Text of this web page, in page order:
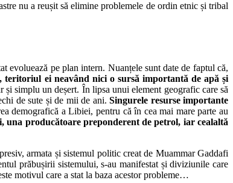
nu a reușit să elimine problemele de ordin etnic și tribal
evoluează pe plan intern. Nuanțele sunt date de faptul că,
ei neavând nici o sursă importantă de apă și
și simplu un deșert. În lipsa unui element geografic care să
de sute și de mii de ani.Singurele resurse importante
demografică a Libiei, pentru că în cea mai mare parte au
producătoare preponderent de petrol, iar cealaltă
armata și sistemul politic creat de Muammar Gaddafi
prăbușirii sistemului, s-au manifestat și diviziunile care
motivul care a stat la baza acestor probleme…